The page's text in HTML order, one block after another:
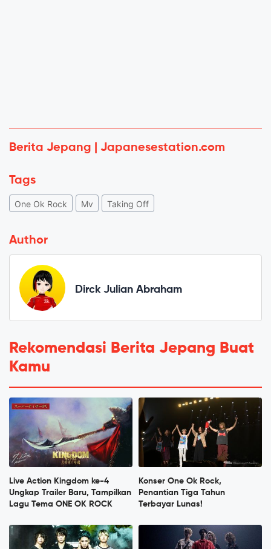
Berita Jepang | Japanesestation.com
Tags
One Ok Rock Mv Taking Off
Author
Dirck Julian Abraham
Rekomendasi Berita Jepang Buat
Kamu
Live Action Kingdom ke-4
Ungkap Trailer Baru, Tampilkan
Lagu Tema ONE OK ROCK
Konser One Ok Rock,
Penantian Tiga Tahun
Terbayar Lunas!